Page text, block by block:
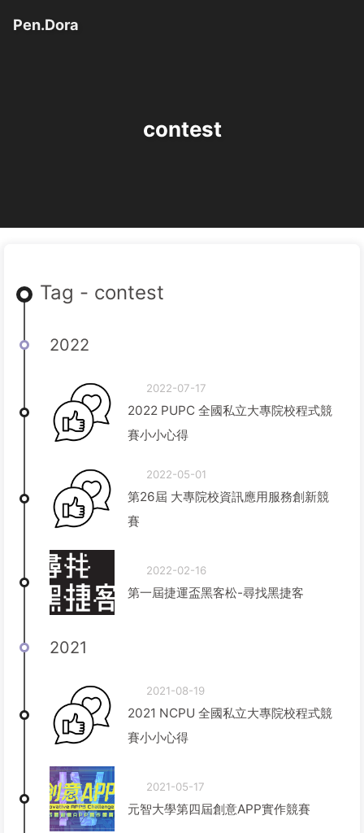
Pen.Dora
contest
Tag - contest
2022
2022-07-17
2022 PUPC 全國私立大專院校程式競
賽小小心得
2022-05-01
第26屆 大專院校資訊應用服務創新競
賽
2022-02-16
第一屆捷運盃黑客松-尋找黑捷客
2021
2021-08-19
2021 NCPU 全國私立大專院校程式競
賽小小心得
2021-05-17
元智大學第四屆創意APP實作競賽